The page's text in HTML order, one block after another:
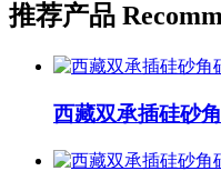
推荐产品
西藏双承插硅砂